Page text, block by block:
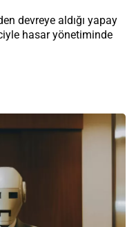
devreye aldığı yapay
hasar yönetiminde